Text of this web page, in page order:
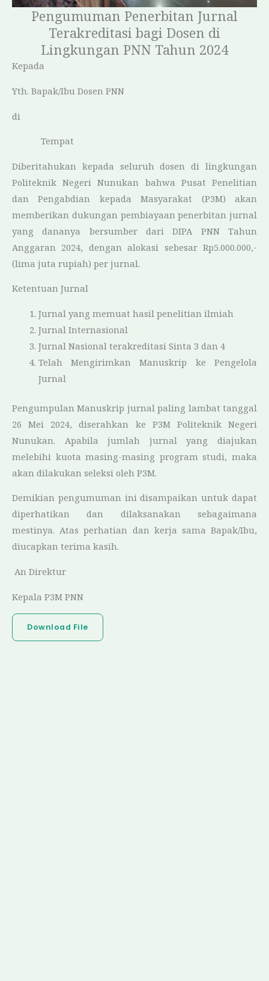
Pengumuman Penerbitan Jurnal
Terakreditasi bagi Dosen di
Lingkungan PNN Tahun 2024
Kepada
Yth. Bapak/Ibu Dosen PNN
di
Tempat
Diberitahukan kepada seluruh dosen di lingkungan
Politeknik Negeri Nunukan bahwa Pusat Penelitian
dan Pengabdian kepada Masyarakat (P3M) akan
memberikan dukungan pembiayaan penerbitan jurnal
yang dananya bersumber dari DIPA PNN Tahun
Anggaran 2024, dengan alokasi sebesar Rp5.000.000,-
(lima juta rupiah) per jurnal.
Ketentuan Jurnal
Jurnal yang memuat hasil penelitian ilmiah
Jurnal Internasional
Jurnal Nasional terakreditasi Sinta 3 dan 4
Telah Mengirimkan Manuskrip ke Pengelola
Jurnal
Pengumpulan Manuskrip jurnal paling lambat tanggal
26 Mei 2024, diserahkan ke P3M Politeknik Negeri
Nunukan. Apabila jumlah jurnal yang diajukan
melebihi kuota masing-masing program studi, maka
akan dilakukan seleksi oleh P3M.
Demikian pengumuman ini disampaikan untuk dapat
diperhatikan dan dilaksanakan sebagaimana
mestinya. Atas perhatian dan kerja sama Bapak/Ibu,
diucapkan terima kasih.
An Direktur
Kepala P3M PNN
Download File